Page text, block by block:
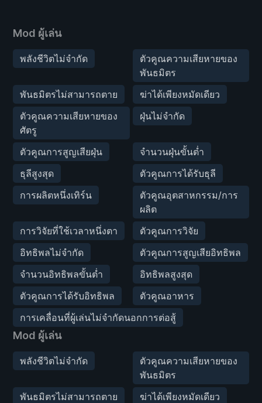
Mod ผู้เล่น
พลังชีวิตไม่จำกัด
ตัวคูณความเสียหายของ
พันธมิตร
พันธมิตรไม่สามารถตาย
ฆ่าได้เพียงหมัดเดียว
ตัวคูณความเสียหายของ
ศัตรู
ฝุ่นไม่จำกัด
ตัวคูณการสูญเสียฝุ่น
จำนวนฝุ่นขั้นต่ำ
ธุลีสูงสุด
ตัวคูณการได้รับธุลี
การผลิตหนึ่งเทิร์น
ตัวคูณอุตสาหกรรม/การ
ผลิต
การวิจัยที่ใช้เวลาหนึ่งตา
ตัวคูณการวิจัย
อิทธิพลไม่จำกัด
ตัวคูณการสูญเสียอิทธิพล
จำนวนอิทธิพลขั้นต่ำ
อิทธิพลสูงสุด
ตัวคูณการได้รับอิทธิพล
ตัวคูณอาหาร
การเคลื่อนที่ผู้เล่นไม่จำกัดนอกการต่อสู้
Mod ผู้เล่น
พลังชีวิตไม่จำกัด
ตัวคูณความเสียหายของ
พันธมิตร
พันธมิตรไม่สามารถตาย
ฆ่าได้เพียงหมัดเดียว